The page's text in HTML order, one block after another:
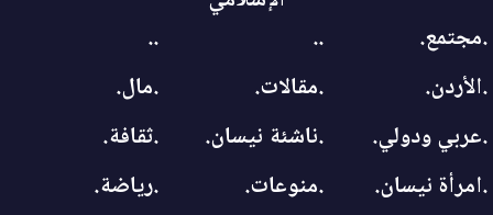
.مجتمع.
..
..
.الأردن.
.مقالات.
.مال.
.عربي ودولي.
.ناشئة نيسان.
.ثقافة.
.امرأة نيسان.
.منوعات.
.رياضة.